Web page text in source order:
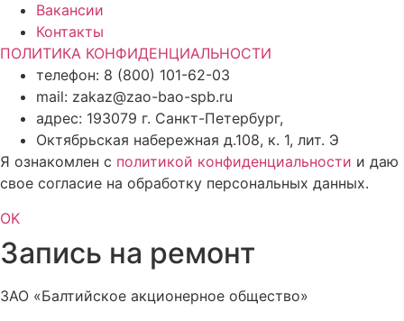
Вакансии
Контакты
ПОЛИТИКА КОНФИДЕНЦИАЛЬНОСТИ
телефон: 8 (800) 101-62-03
mail: zakaz@zao-bao-spb.ru
адрес: 193079 г. Санкт-Петербург,
Октябрьская набережная д.108, к. 1, лит. Э
Я ознакомлен с политикой конфиденциальности и даю
свое согласие на обработку персональных данных.
OK
Запись на ремонт
ЗАО «Балтийское акционерное общество»